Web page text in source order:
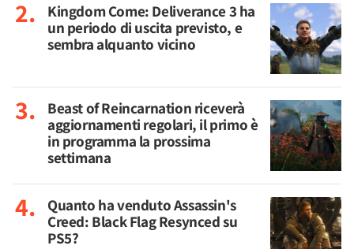
Kingdom Come: Deliverance 3 ha
un periodo di uscita previsto, e
sembra alquanto vicino
Beast of Reincarnation riceverà
aggiornamenti regolari, il primo è
in programma la prossima
settimana
Quanto ha venduto Assassin's
Creed: Black Flag Resynced su
PS5?